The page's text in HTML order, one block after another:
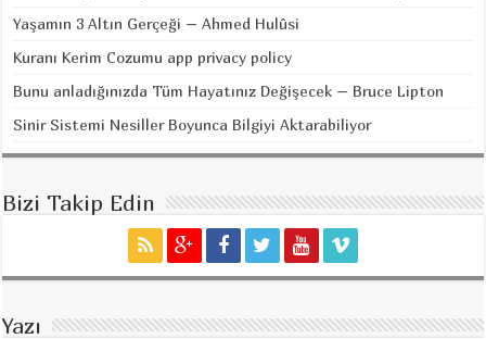
Yaşamın 3 Altın Gerçeği – Ahmed Hulûsi
Kuranı Kerim Cozumu app privacy policy
Bunu anladığınızda Tüm Hayatınız Değişecek – Bruce Lipton
Sinir Sistemi Nesiller Boyunca Bilgiyi Aktarabiliyor
Bizi Takip Edin
Yazı